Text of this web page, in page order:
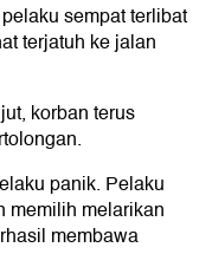
sempat terlibat
terjatuh ke jalan
korban terus
panik. Pelaku
memilih melarikan
membawa